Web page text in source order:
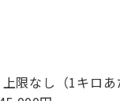
上限なし（1キロ